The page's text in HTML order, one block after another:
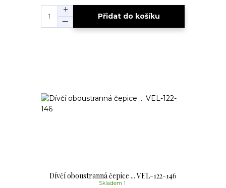
Přidat do košíku
Dívčí oboustranná čepice ... VEL-122-146
Skladem 1